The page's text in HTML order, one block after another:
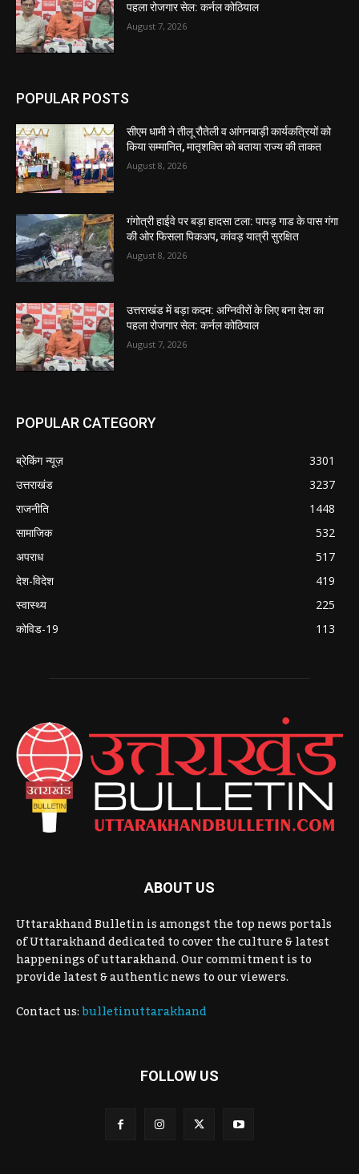
पहला रोजगार सेल: कर्नल कोठियाल
August 7, 2026
POPULAR POSTS
सीएम धामी ने तीलू रौतेली व आंगनबाड़ी कार्यकत्रियों को
किया सम्मानित, मातृशक्ति को बताया राज्य की ताकत
August 8, 2026
गंगोत्री हाईवे पर बड़ा हादसा टला: पापड़ गाड के पास गंगा
की ओर फिसला पिकअप, कांवड़ यात्री सुरक्षित
August 8, 2026
उत्तराखंड में बड़ा कदम: अग्निवीरों के लिए बना देश का
पहला रोजगार सेल: कर्नल कोठियाल
August 7, 2026
POPULAR CATEGORY
ब्रेकिंग न्यूज़
3301
उत्तराखंड
3237
राजनीति
1448
सामाजिक
532
अपराध
517
देश-विदेश
419
स्वास्थ्य
225
कोविड-19
113
ABOUT US
Uttarakhand Bulletin is amongst the top news portals
of Uttarakhand dedicated to cover the culture & latest
happenings of uttarakhand. Our commitment is to
provide latest & authentic news to our viewers.
Contact us:bulletinuttarakhand
FOLLOW US